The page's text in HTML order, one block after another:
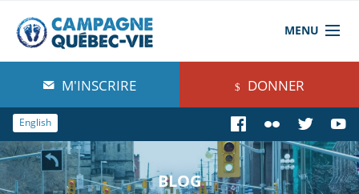
MENU
À propos de nous
Blog
Comprendre
Agir
M'INSCRIRE DONNER
English
BLOG